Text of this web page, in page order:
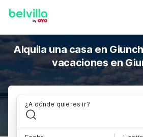
Alquila una casa en
vacaciones en
¿A dónde quieres ir?